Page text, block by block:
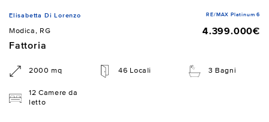
Elisabetta Di Lorenzo RE/MAX Platinum 6
Modica, RG
4.399.000€
Fattoria
2000 mq 46 Locali 3 Bagni
12 Camere da
letto